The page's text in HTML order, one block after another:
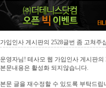
가입인사 게시판의 2528글번 좀 고쳐주
운영자님! 테사모 웹 가입인사 게시판의
본문내용은 활성화 되지않습니다.
본문 글을 재수정할 수 있도록 부탁드립